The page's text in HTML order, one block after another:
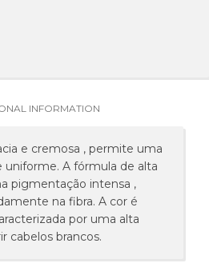
INFORMATION
e cremosa , permite uma
uniforme. A fórmula de alta
pigmentação intensa ,
na fibra. A cor é
por uma alta
cabelos brancos.